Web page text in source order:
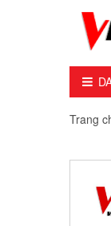
Dụng
Phụ
Máy
Trang